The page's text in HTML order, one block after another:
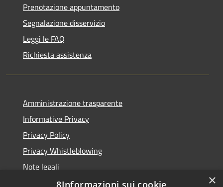
Prenotazione appuntamento
Segnalazione disservizio
Leggi le FAQ
Richiesta assistenza
Amministrazione trasparente
Informative Privacy
Privacy Policy
Privacy Whistleblowing
Note legali
Dichiarazione di accessibilità
×
8Informazioni sui cookie